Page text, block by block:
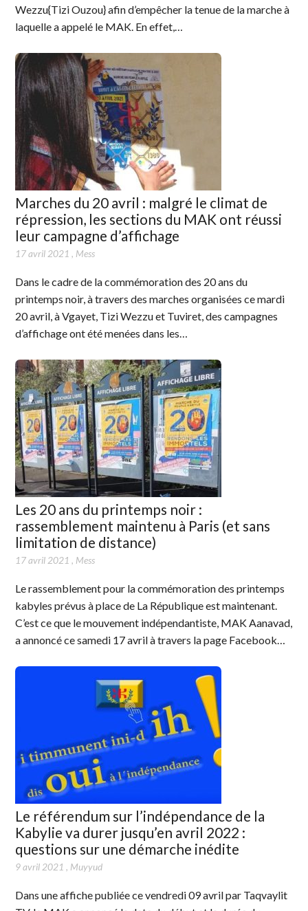
Wezzu{Tizi Ouzou} afin d’empêcher la tenue de la marche à
laquelle a appelé le MAK. En effet,…
Marches du 20 avril : malgré le climat de
répression, les sections du MAK ont réussi
leur campagne d’affichage
17 avril 2021 , Mess
Dans le cadre de la commémoration des 20 ans du
printemps noir, à travers des marches organisées ce mardi
20 avril, à Vgayet, Tizi Wezzu et Tuviret, des campagnes
d’affichage ont été menées dans les…
Les 20 ans du printemps noir :
rassemblement maintenu à Paris (et sans
limitation de distance)
17 avril 2021 , Mess
Le rassemblement pour la commémoration des printemps
kabyles prévus à place de La République est maintenant.
C’est ce que le mouvement indépendantiste, MAK Aanavad,
a annoncé ce samedi 17 avril à travers la page Facebook…
Le référendum sur l’indépendance de la
Kabylie va durer jusqu’en avril 2022 :
questions sur une démarche inédite
9 avril 2021 , Muyyud
Dans une affiche publiée ce vendredi 09 avril par Taqvaylit